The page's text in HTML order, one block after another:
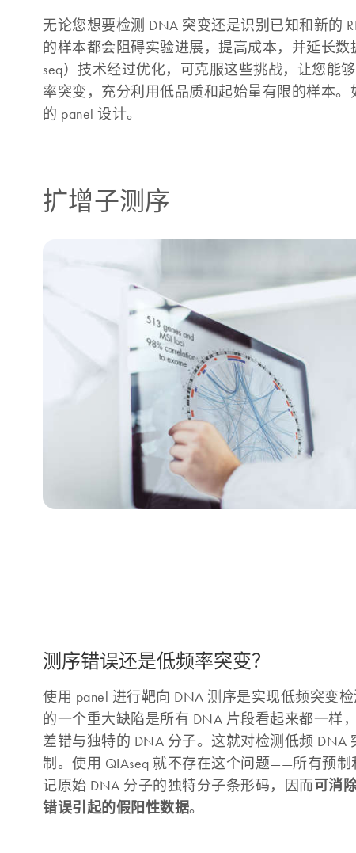
无论您想要检测 DNA 突变还是识别已知和新的
的样本都会阻碍实验进展，提高成本，并延长
seq）技术经过优化，可克服这些挑战，让您能
率突变，充分利用低品质和起始量有限的样本
的 panel 设计。
扩增子测序
测序错误还是低频率突变？
使用 panel 进行靶向 DNA 测序是实现低频突变
的一个重大缺陷是所有 DNA 片段看起来都一样
差错与独特的 DNA 分子。这就对检测低频 DNA
制。使用 QIAseq 就不存在这个问题——所有预制
记原始 DNA 分子的独特分子条形码，因而可消
错误引起的假阳性数据。